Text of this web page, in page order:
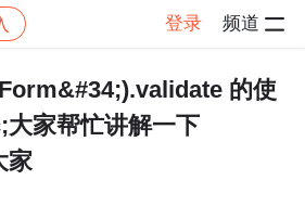
登录 频道
的使
家帮忙讲解一下
家